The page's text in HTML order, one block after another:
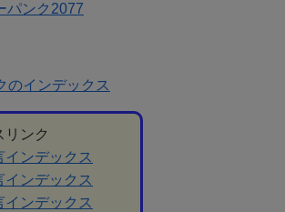
パンク2077
のインデックス
ンク
ンデックス
ンデックス
ンデックス